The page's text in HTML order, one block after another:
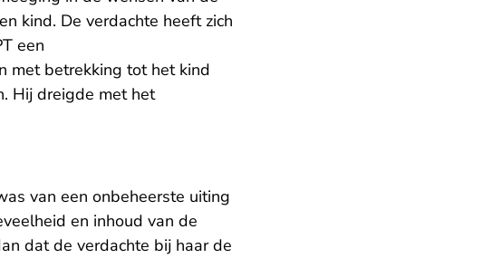
kind. De verdachte heeft zich
een
met betrekking tot het kind
Hij dreigde met het
van een onbeheerste uiting
en inhoud van de
dat de verdachte bij haar de